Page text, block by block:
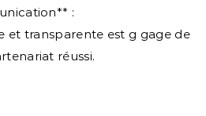
:
et transparente est g gage de
réussi.